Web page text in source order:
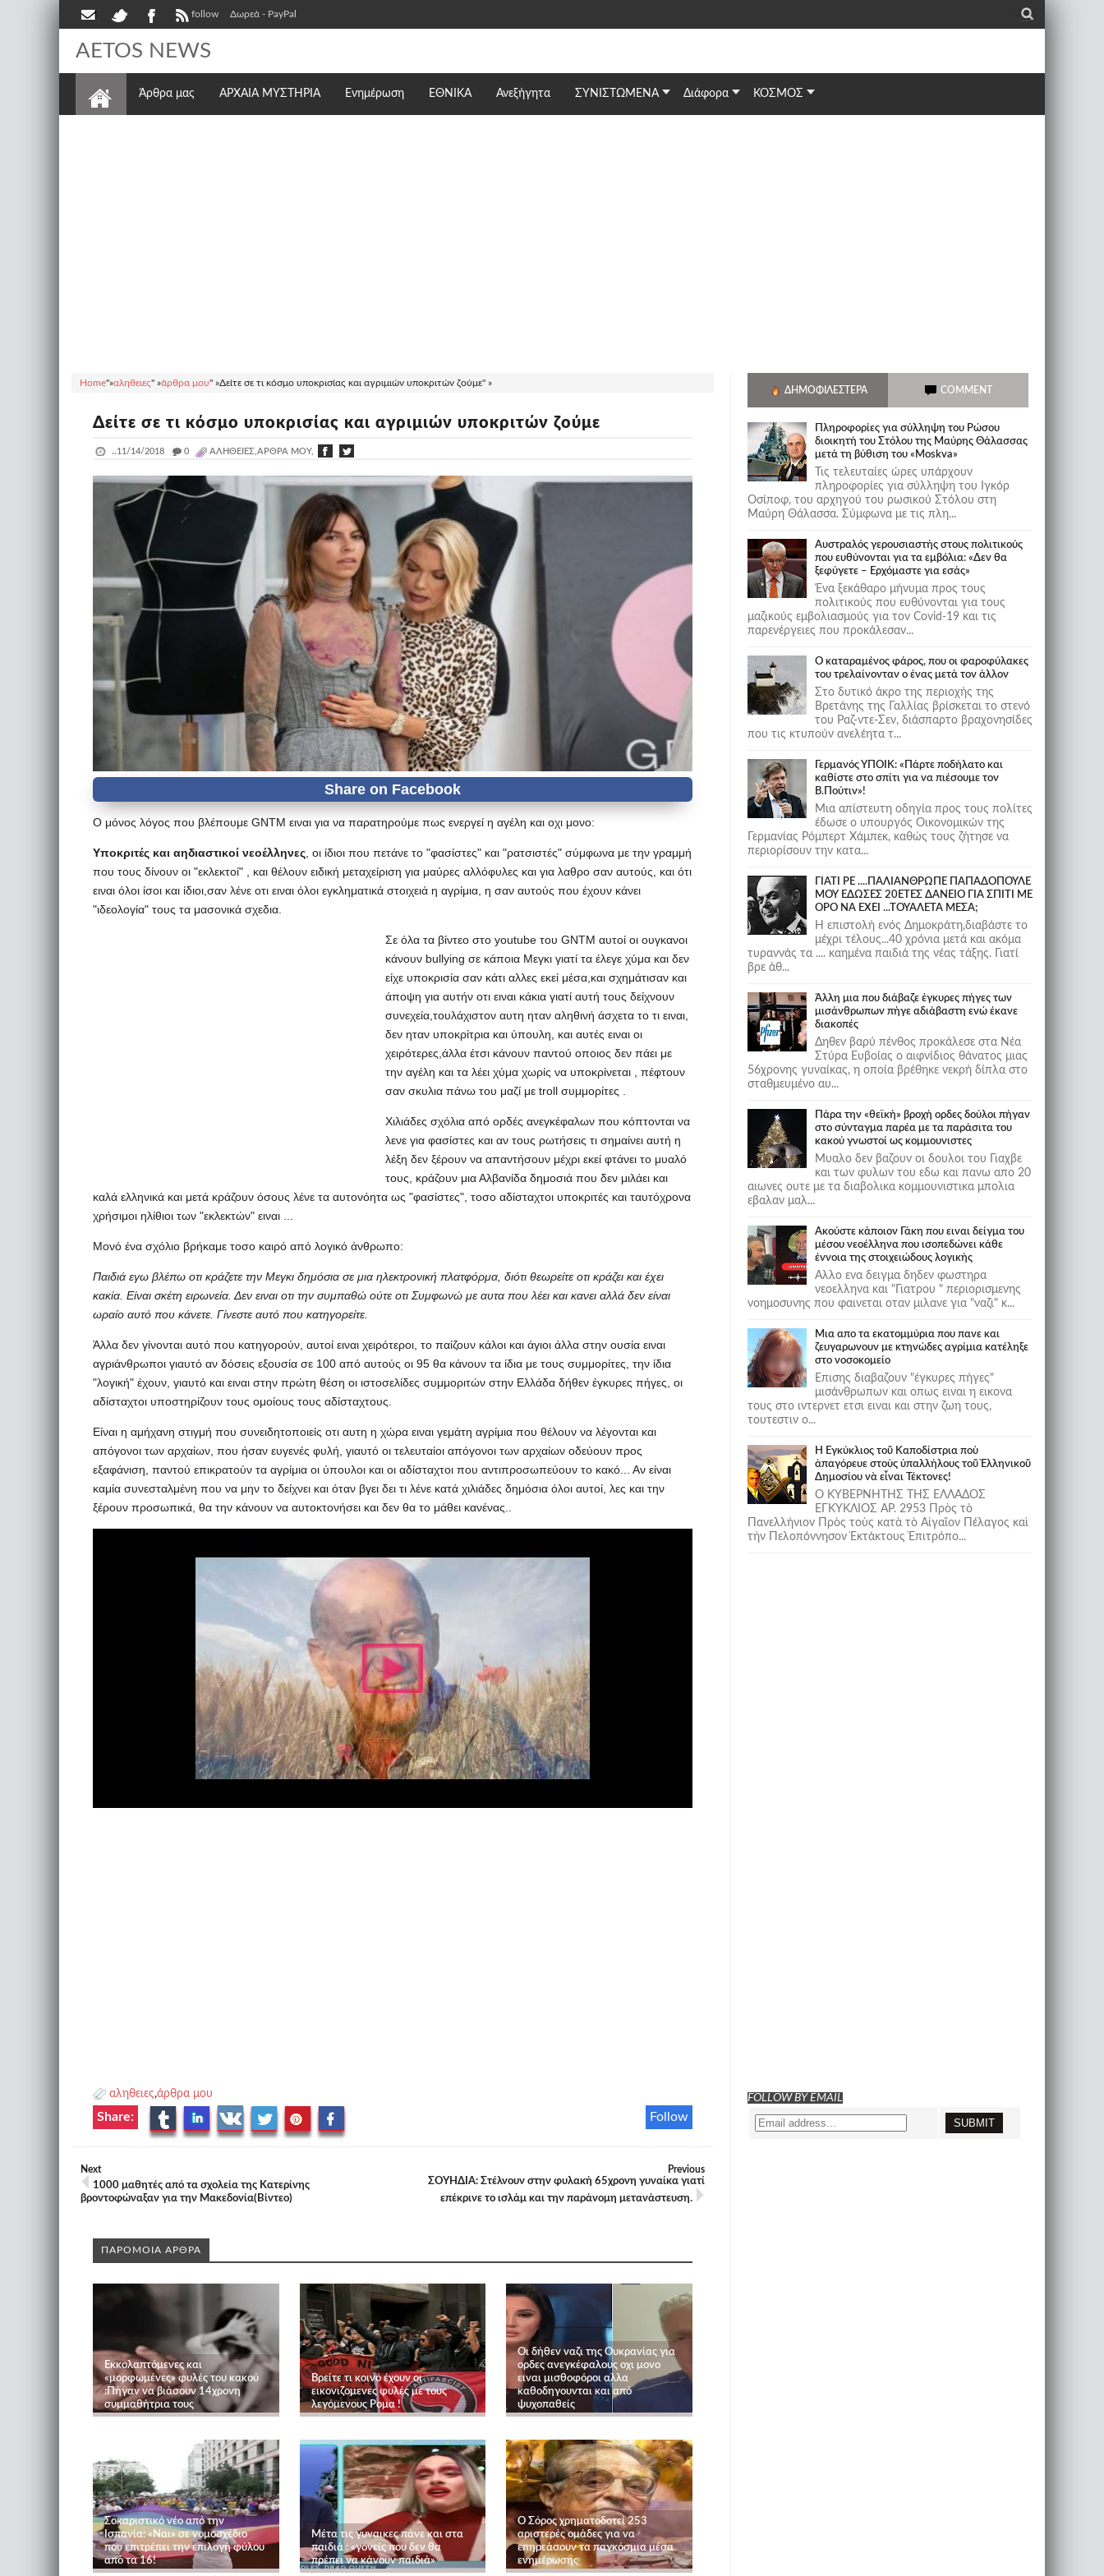
follow Δωρεά - PayPal _
AETOS NEWS
Άρθρα μας ΑΡΧΑΙΑ ΜΥΣΤΗΡΙΑ Ενημέρωση ΕΘΝΙΚΆ Ανεξήγητα ΣΥΝΙΣΤΩΜΕΝΑ Διάφορα ΚΟΣΜΟΣ
Home"»αληθειες" »άρθρα μου" »Δείτε σε τι κόσμο υποκρισίας και αγριμιών υποκριτών ζούμε" »
Δείτε σε τι κόσμο υποκρισίας και αγριμιών υποκριτών ζούμε
..11/14/2018 _ 0 ΑΛΗΘΕΙΕΣ,ΆΡΘΡΑ ΜΟΥ,
Ο μόνος λόγος που βλέπουμε GNTM ειναι για να παρατηρούμε πως ενεργεί η αγέλη και οχι μονο:
Υποκριτές και αηδιαστικοί νεοέλληνες , οι ίδιοι που πετάνε το "φασίστες" και "ρατσιστές" σύμφωνα με την γραμμή
που τους δίνουν οι "εκλεκτοί" , και θέλουν ειδική μεταχείριση για μαύρες αλλόφυλες και για λαθρο σαν αυτούς, και ότι
ειναι όλοι ίσοι και ίδιοι,σαν λένε οτι ειναι όλοι εγκληματικά στοιχειά η αγρίμια, η σαν αυτούς που έχουν κάνει
"ιδεολογία" τους τα μασονικά σχεδια.
Σε όλα τα βίντεο στο youtube του GNTM αυτοί οι ουγκανοι
κάνουν bullying σε κάποια Μεγκι γιατί τα έλεγε χύμα και δεν
είχε υποκρισία σαν κάτι αλλες εκεί μέσα,και σχημάτισαν και
άποψη για αυτήν οτι ειναι κάκια γιατί αυτή τους δείχνουν
συνεχεία,τουλάχιστον αυτη ηταν αληθινή άσχετα το τι ειναι,
δεν ηταν υποκρίτρια και ύπουλη, και αυτές ειναι οι
χειρότερες,άλλα έτσι κάνουν παντού οποιος δεν πάει με
την αγέλη και τα λέει χύμα χωρίς να υποκρίνεται , πέφτουν
σαν σκυλια πάνω του μαζί με troll συμμορίτες .
Χιλιάδες σχόλια από ορδές ανεγκέφαλων που κόπτονται να
λενε για φασίστες και αν τους ρωτήσεις τι σημαίνει αυτή η
λέξη δεν ξέρουν να απαντήσουν μέχρι εκεί φτάνει το μυαλό
τους, κράζουν μια Αλβανίδα δημοσιά που δεν μιλάει και
καλά ελληνικά και μετά κράζουν όσους λένε τα αυτονόητα ως "φασίστες", τοσο αδίσταχτοι υποκριτές και ταυτόχρονα
χρήσιμοι ηλίθιοι των "εκλεκτών" ειναι ...
Μονό ένα σχόλιο βρήκαμε τοσο καιρό από λογικό άνθρωπο:
Παιδιά εγω βλέπω οτι κράζετε την Μεγκι δημόσια σε μια ηλεκτρονική πλατφόρμα, διότι θεωρείτε οτι κράζει και έχει
κακία. Είναι σκέτη ειρωνεία. Δεν ειναι οτι την συμπαθώ ούτε οτι Συμφωνώ με αυτα που λέει και κανει αλλά δεν είναι
ωραίο αυτό που κάνετε. Γίνεστε αυτό που κατηγορείτε.
Άλλα δεν γίνονται αυτό που κατηγορούν, αυτοί ειναι χειρότεροι, το παίζουν κάλοι και άγιοι άλλα στην ουσία ειναι
αγριάνθρωποι γιαυτό αν δόσεις εξουσία σε 100 από αυτούς οι 95 θα κάνουν τα ίδια με τους συμμορίτες, την ίδια
"λογική" έχουν, γιαυτό και ειναι στην πρώτη θέση οι ιστοσελίδες συμμοριτών στην Ελλάδα δήθεν έγκυρες πήγες, οι
αδίσταχτοι υποστηρίζουν τους ομοίους τους αδίσταχτους.
Είναι η αμήχανη στιγμή που συνειδητοποιείς οτι αυτη η χώρα ειναι γεμάτη αγρίμια που θέλουν να λέγονται και
απόγονοι των αρχαίων, που ήσαν ευγενές φυλή, γιαυτό οι τελευταίοι απόγονοι των αρχαίων οδεύουν προς
εξαφάνιση, παντού επικρατούν τα αγρίμια οι ύπουλοι και οι αδίσταχτοι που αντιπροσωπεύουν το κακό... Αν είναι
καμία συνεσταλμένη που να μην το δείχνει και όταν βγει δει τι λένε κατά χιλιάδες δημόσια όλοι αυτοί, λες και την
ξέρουν προσωπικά, θα την κάνουν να αυτοκτονήσει και δεν θα το μάθει κανένας..
αληθειες,άρθρα μου
Follow
Share:
Next
1000 μαθητές από τα σχολεία της Κατερίνης
βροντοφώναξαν για την Μακεδονία(Βίντεο)
Previous
ΣΟΥΗΔΙΑ: Στέλνουν στην φυλακή 65χρονη γυναίκα γιατί
επέκρινε το ισλάμ και την παράνομη μετανάστευση.
ΠΑΡΟΜΟΙΑ ΑΡΘΡΑ
Εκκολαπτόμενες και
«μορφωμένες» φυλές του κακού
:Πήγαν να βιάσουν 14χρονη
συμμαθήτρια τους
Βρείτε τι κοινό έχουν οι
εικονιζομενες φυλές με τους
λεγόμενους Ρομα !
Οι δήθεν ναζι της Ουκρανίας για
ορδες ανεγκέφαλους οχι μονο
ειναι μισθοφόροι αλλα
καθοδηγουνται και από
ψυχοπαθείς
Σοκαριστικό νέο από την
Ισπανία: «Ναι» σε νομοσχέδιο
που επιτρέπει την επιλογή φύλου
από τα 16!
Μέτα τις γυναικες πάνε και στα
παιδιά : «γονείς που δεν θα
πρέπει να κάνουν παιδιά»
Ο Σόρος χρηματοδοτεί 253
αριστερές ομάδες για να
επηρεάσουν τα παγκόσμια μέσα
ενημέρωσης
ΔΗΜΟΦΙΛΈΣΤΕΡΑ COMMENT
Πληροφορίες για σύλληψη του Ρώσου
διοικητή του Στόλου της Mαύρης Θάλασσας
μετά τη βύθιση του «Moskva»
Τις τελευταίες ώρες υπάρχουν
πληροφορίες για σύλληψη του Ιγκόρ
Οσίποφ, του αρχηγού του ρωσικού Στόλου στη
Μαύρη Θάλασσα. Σύμφωνα με τις πλη...
Αυστραλός γερουσιαστής στους πολιτικούς
που ευθύνονται για τα εμβόλια: «Δεν θα
ξεφύγετε – Ερχόμαστε για εσάς»
Ένα ξεκάθαρο μήνυμα προς τους
πολιτικούς που ευθύνονται για τους
μαζικούς εμβολιασμούς για τον Covid-19 και τις
παρενέργειες που προκάλεσαν...
Ο καταραμένος φάρος, που οι φαροφύλακες
του τρελαίνονταν ο ένας μετά τον άλλον
Στο δυτικό άκρο της περιοχής της
Βρετάνης της Γαλλίας βρίσκεται το στενό
του Ραζ-ντε-Σεν, διάσπαρτο βραχονησίδες
που τις κτυπούν ανελέητα τ...
Γερμανός ΥΠΟΙΚ: «Πάρτε ποδήλατο και
καθίστε στο σπίτι για να πιέσουμε τον
Β.Πούτιν»!
Μια απίστευτη οδηγία προς τους πολίτες
έδωσε ο υπουργός Οικονομικών της
Γερμανίας Ρόμπερτ Χάμπεκ, καθώς τους ζήτησε να
περιορίσουν την κατα...
ΓΙΑΤΙ ΡΕ ....ΠΑΛΙΑΝΘΡΩΠΕ ΠΑΠΑΔΟΠΟΥΛΕ
ΜΟΥ ΕΔΩΣΕΣ 20ΕΤΕΣ ΔΑΝΕΙΟ ΓΙΑ ΣΠΙΤΙ ΜΕ
ΟΡΟ ΝΑ ΕΧΕΙ ...ΤΟΥΑΛΕΤΑ ΜΕΣΑ;
Η επιστολή ενός Δημοκράτη,διαβάστε το
μέχρι τέλους...40 χρόνια μετά και ακόμα
τυραννάς τα .... καημένα παιδιά της νέας τάξης. Γιατί
βρε άθ...
Άλλη μια που διάβαζε έγκυρες πήγες των
μισάνθρωπων πήγε αδιάβαστη ενώ έκανε
διακοπές
Δηθεν βαρύ πένθος προκάλεσε στα Νέα
Στύρα Ευβοίας ο αιφνίδιος θάνατος μιας
56χρονης γυναίκας, η οποία βρέθηκε νεκρή δίπλα στο
σταθμευμένο αυ...
Πάρα την «θεϊκή» βροχή ορδες δούλοι πήγαν
στο σύνταγμα παρέα με τα παράσιτα του
κακού γνωστοί ως κομμουνιστες
Μυαλο δεν βαζουν οι δουλοι του Γιαχβε
και των φυλων του εδω και πανω απο 20
αιωνες ουτε με τα διαβολικα κομμουνιστικα μπολια
εβαλαν μαλ...
Ακούστε κάποιον Γάκη που ειναι δείγμα του
μέσου νεοέλληνα που ισοπεδώνει κάθε
έννοια της στοιχειώδους λογικής
Αλλο ενα δειγμα δηδεν φωστηρα
νεοελληνα και "Γιατρου " περιορισμενης
νοημοσυνης που φαινεται οταν μιλανε για "ναζι" κ...
Μια απο τα εκατομμύρια που πανε και
ζευγαρωνουν με κτηνώδες αγρίμια κατέληξε
στο νοσοκομείο
Επισης διαβαζουν "έγκυρες πήγες"
μισάνθρωπων και οπως ειναι η εικονα
τους στο ιντερνετ ετσι ειναι και στην ζωη τους,
τουτεστιν ο...
Ἡ Ἐγκύκλιος τοῦ Καποδίστρια ποὺ
ἀπαγόρευε στοὺς ὑπαλλήλους τοῦ Ἑλληνικοῦ
Δημοσίου νὰ εἶναι Τέκτονες!
Ο ΚΥΒΕΡΝΗΤΗΣ ΤΗΣ ΕΛΛΑΔΟΣ
ΕΓΚΥΚΛΙΟΣ ΑΡ. 2953 Πρὸς τὸ
Πανελλήνιον Πρὸς τοὺς κατὰ τὸ Αἰγαῖον Πέλαγος καὶ
τὴν Πελοπόννησον Ἐκτάκτους Ἐπιτρόπο...
FOLLOW BY EMAIL